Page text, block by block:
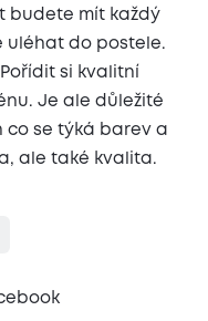
budete mít každý
uléhat do postele.
si kvalitní
Je ale důležité
co se týká barev a
ale také kvalita.